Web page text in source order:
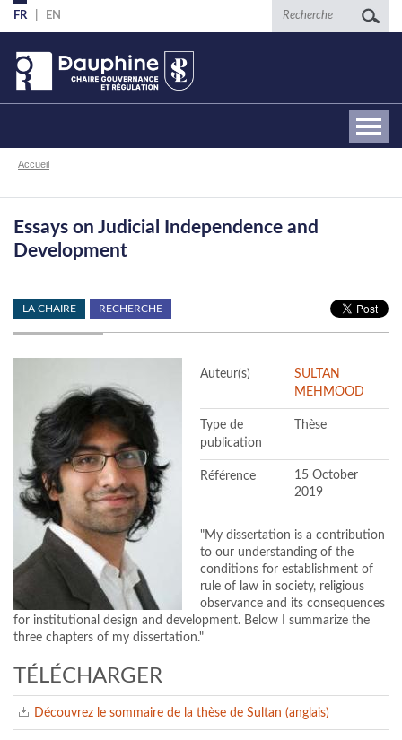
Aller
au
contenu
principal
FR EN Recherche
Fil
Accueil
Essays on Judicial Independence and
Development
LA CHAIRE RECHERCHE
Auteur(s)
SULTAN
MEHMOOD
Type de
publication
Thèse
Référence
15 October
2019
"My dissertation is a contribution
to our understanding of the
conditions for establishment of
rule of law in society, religious
observance and its consequences
for institutional design and development. Below I summarize the
three chapters of my dissertation."
TÉLÉCHARGER
Découvrez le sommaire de la thèse de Sultan (anglais)